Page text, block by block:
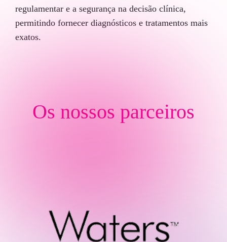
regulamentar e a segurança na decisão clínica,
permitindo fornecer diagnósticos e tratamentos mais
exatos.
Os nossos parceiros